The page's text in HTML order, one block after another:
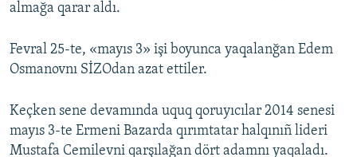
almağa qarar aldı.
Fevral 25-te, «mayıs 3» işi boyunca yaqalanğan Edem
Osmanovnı SİZOdan azat ettiler.
Keçken sene devamında uquq qoruyıcılar 2014 senesi
mayıs 3-te Ermeni Bazarda qırımtatar halqınıñ lideri
Mustafa Cemilevni qarşılağan dört adamnı yaqaladı.